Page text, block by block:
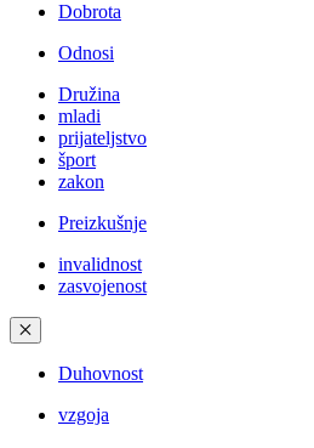
Dobrota
Odnosi
Družina
mladi
prijateljstvo
šport
zakon
Preizkušnje
invalidnost
zasvojenost
✕
Duhovnost
vzgoja